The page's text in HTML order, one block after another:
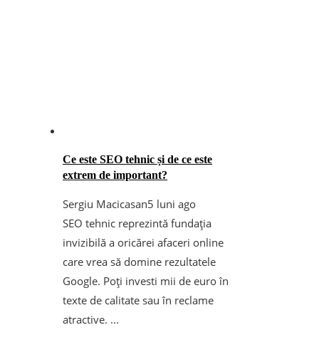
Ce este SEO tehnic și de ce este
extrem de important?
Sergiu Macicasan5 luni ago
SEO tehnic reprezintă fundația
invizibilă a oricărei afaceri online
care vrea să domine rezultatele
Google. Poți investi mii de euro în
texte de calitate sau în reclame
atractive. ...